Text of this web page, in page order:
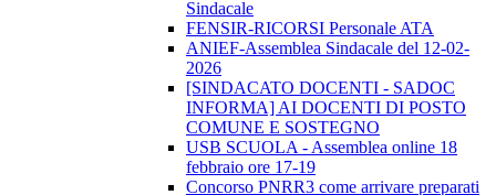
Sindacale
FENSIR-RICORSI Personale ATA
ANIEF-Assemblea Sindacale del 12-02-
2026
[SINDACATO DOCENTI - SADOC
INFORMA] AI DOCENTI DI POSTO
COMUNE E SOSTEGNO
USB SCUOLA - Assemblea online 18
febbraio ore 17-19
Concorso PNRR3 come arrivare preparati